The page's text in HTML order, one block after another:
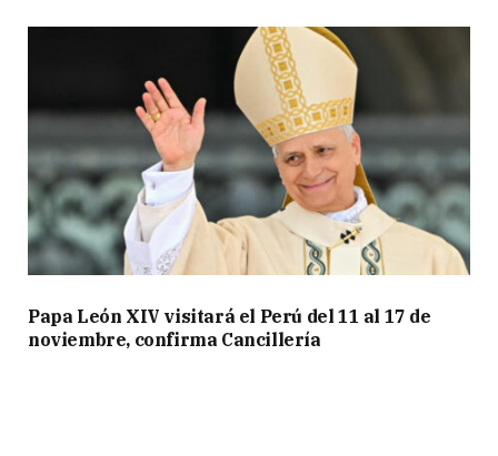
Papa León XIV visitará el Perú del 11 al 17 de
noviembre, confirma Cancillería